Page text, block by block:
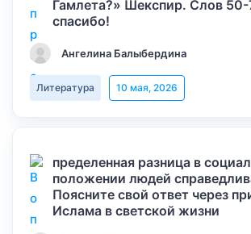
Гамлета?» Шекспир. Слов 50-
спасибо!
Ангелина Балыбердина
Литература 10 мая, 2026
пределенная разница в
положении людей
Поясните свой ответ через
Ислама в светской жизни